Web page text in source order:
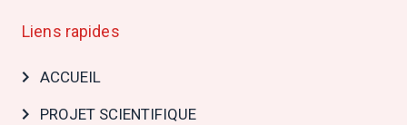
Liens rapides
MainACCUEIL
PROJET SCIENTIFIQUE